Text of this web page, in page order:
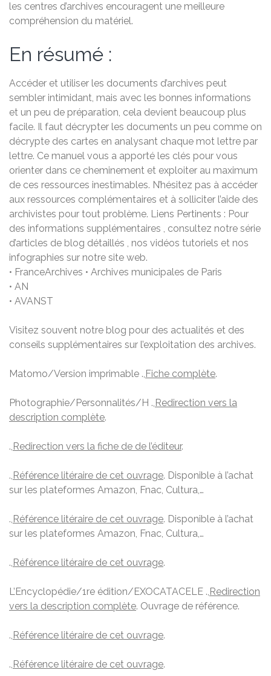
les centres d’archives encouragent une meilleure
compréhension du matériel.
En résumé :
Accéder et utiliser les documents d’archives peut
sembler intimidant, mais avec les bonnes informations
et un peu de préparation, cela devient beaucoup plus
facile. Il faut décrypter les documents un peu comme on
décrypte des cartes en analysant chaque mot lettre par
lettre. Ce manuel vous a apporté les clés pour vous
orienter dans ce cheminement et exploiter au maximum
de ces ressources inestimables. N’hésitez pas à accéder
aux ressources complémentaires et à solliciter l’aide des
archivistes pour tout problème. Liens Pertinents : Pour
des informations supplémentaires , consultez notre série
d’articles de blog détaillés , nos vidéos tutoriels et nos
infographies sur notre site web.
• FranceArchives • Archives municipales de Paris
• AN
• AVANST
Visitez souvent notre blog pour des actualités et des
conseils supplémentaires sur l’exploitation des archives.
Matomo/Version imprimable ., Fiche complète.
Photographie/Personnalités/H ., Redirection vers la
description complète.
., Redirection vers la fiche de de l’éditeur.
., Référence litéraire de cet ouvrage. Disponible à l’achat
sur les plateformes Amazon, Fnac, Cultura,…
., Référence litéraire de cet ouvrage. Disponible à l’achat
sur les plateformes Amazon, Fnac, Cultura,…
., Référence litéraire de cet ouvrage.
L’Encyclopédie/1re édition/EXOCATACELE ., Redirection
vers la description complète. Ouvrage de référence.
., Référence litéraire de cet ouvrage.
., Référence litéraire de cet ouvrage.